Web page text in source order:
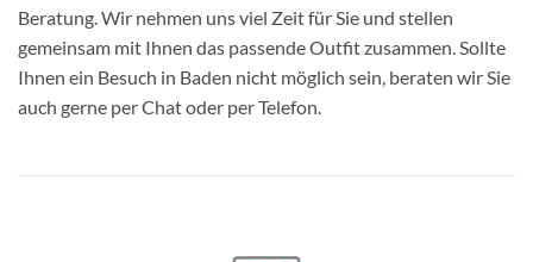
Beratung. Wir nehmen uns viel Zeit für Sie und stellen
gemeinsam mit Ihnen das passende Outfit zusammen. Sollte
Ihnen ein Besuch in Baden nicht möglich sein, beraten wir Sie
auch gerne per Chat oder per Telefon.